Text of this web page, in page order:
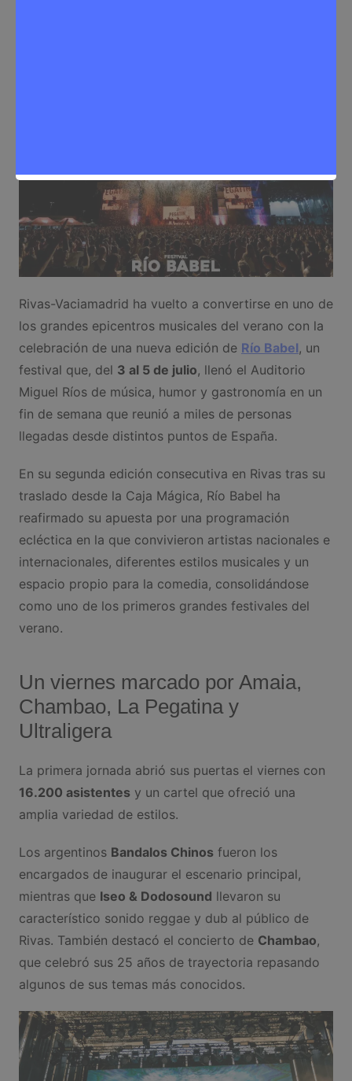
Rivas-Vaciamadrid ha vuelto a convertirse en uno de
los grandes epicentros musicales del verano con la
celebración de una nueva edición de Río Babel, un
festival que, del 3 al 5 de julio, llenó el Auditorio
Miguel Ríos de música, humor y gastronomía en un
fin de semana que reunió a miles de personas
llegadas desde distintos puntos de España.
En su segunda edición consecutiva en Rivas tras su
traslado desde la Caja Mágica, Río Babel ha
reafirmado su apuesta por una programación
ecléctica en la que convivieron artistas nacionales e
internacionales, diferentes estilos musicales y un
espacio propio para la comedia, consolidándose
como uno de los primeros grandes festivales del
verano.
Un viernes marcado por Amaia,
Chambao, La Pegatina y
Ultraligera
La primera jornada abrió sus puertas el viernes con
16.200 asistentesy un cartel que ofreció una
amplia variedad de estilos.
Los argentinos Bandalos Chinosfueron los
encargados de inaugurar el escenario principal,
mientras que Iseo & Dodosound llevaron su
característico sonido reggae y dub al público de
Rivas. También destacó el concierto de Chambao,
que celebró sus 25 años de trayectoria repasando
algunos de sus temas más conocidos.